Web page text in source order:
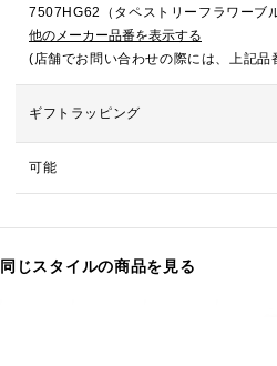
7507HG62（タペストリーフラワーブ
他のメーカー品番を表示する
(店舗でお問い合わせの際には、上記品
ギフトラッピング
可能
同じスタイルの商品を見る